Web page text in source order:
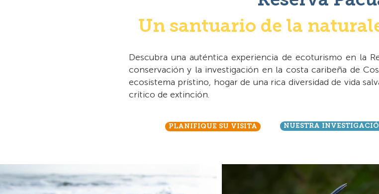
Un santuario de la
Descubra una auténtica experiencia de ecoturismo en la
conservación y la investigación en la costa caribeña de
ecosistema prístino, hogar de una rica diversidad de vida
crítico de extinción.
PLANIFIQUE SU VISITA NUESTRA